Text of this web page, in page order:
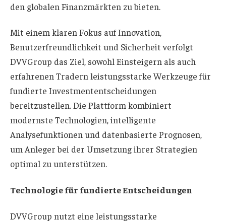
den globalen Finanzmärkten zu bieten.
Mit einem klaren Fokus auf Innovation,
Benutzerfreundlichkeit und Sicherheit verfolgt
DVVGroup das Ziel, sowohl Einsteigern als auch
erfahrenen Tradern leistungsstarke Werkzeuge für
fundierte Investmententscheidungen
bereitzustellen. Die Plattform kombiniert
modernste Technologien, intelligente
Analysefunktionen und datenbasierte Prognosen,
um Anleger bei der Umsetzung ihrer Strategien
optimal zu unterstützen.
Technologie für fundierte Entscheidungen
DVVGroup nutzt eine leistungsstarke